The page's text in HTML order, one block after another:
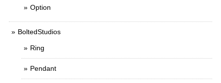
Option
BoltedStudios
Ring
Pendant